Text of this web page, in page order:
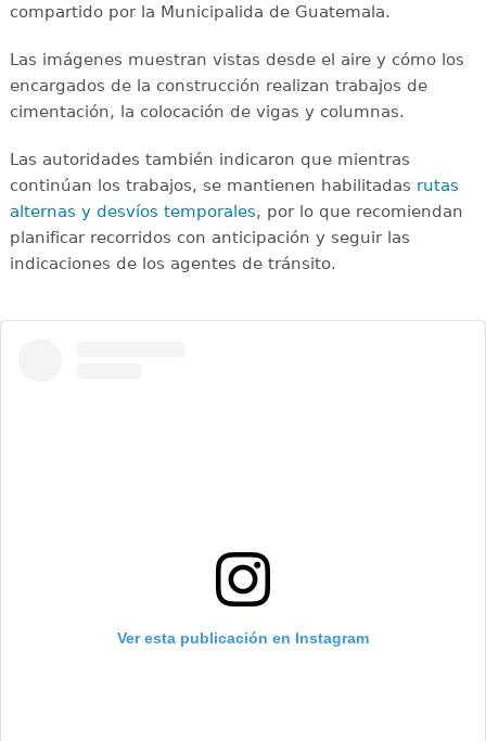
compartido por la Municipalida de Guatemala.
Las imágenes muestran vistas desde el aire y cómo los
encargados de la construcción realizan trabajos de
cimentación, la colocación de vigas y columnas.
Las autoridades también indicaron que mientras
continúan los trabajos, se mantienen habilitadas rutas
alternas y desvíos temporales, por lo que recomiendan
planificar recorridos con anticipación y seguir las
indicaciones de los agentes de tránsito.
Ver esta publicación en Instagram